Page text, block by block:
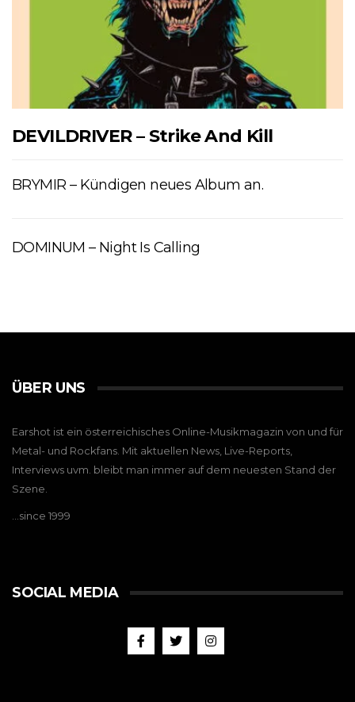
DEVILDRIVER – Strike And Kill
BRYMIR – Kündigen neues Album an.
DOMINUM – Night Is Calling
ÜBER UNS
Earshot ist ein österreichisches Online-Musikmagazin von und für
Metal- und Rockfans. Mit aktuellen News, Live-Reports,
Interviews uvm. bleibt man immer auf dem neuesten Stand der
Szene.
…since 1999
SOCIAL MEDIA